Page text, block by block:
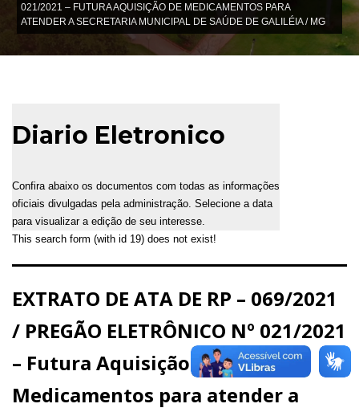
021/2021 – FUTURA AQUISIÇÃO DE MEDICAMENTOS PARA
ATENDER A SECRETARIA MUNICIPAL DE SAÚDE DE GALILÉIA / MG
Diario Eletronico
Confira abaixo os documentos com todas as informações
oficiais divulgadas pela administração. Selecione a data
para visualizar a edição de seu interesse.
This search form (with id 19) does not exist!
EXTRATO DE ATA DE RP – 069/2021
/ PREGÃO ELETRÔNICO Nº 021/2021
– Futura Aquisição de
Medicamentos para atender a